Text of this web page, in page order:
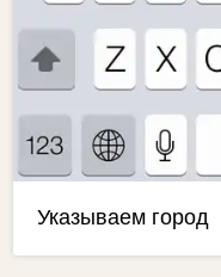
Указываем город